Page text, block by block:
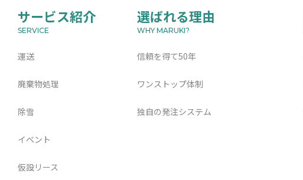
サービス紹介
運送
廃棄物処理
除雪
イベント
仮設リース
選ばれる理由
信頼を得て50年
ワンストップ体制
独自の発注システム